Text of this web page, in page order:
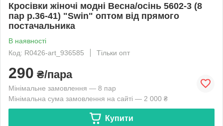
Кросівки жіночі модні Весна/осінь 5602-3 (8
пар р.36-41) "Swin" оптом від прямого
постачальника
В наявності
Код: R0426-art_936585
Тільки опт
290 ₴/пара
Мінімальне замовлення — 8 пар
Мінімальна сума замовлення на сайті — 2 000 ₴
Купити